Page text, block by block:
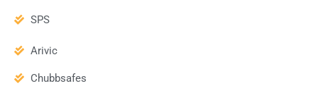
SPS
Arivic
Chubbsafes